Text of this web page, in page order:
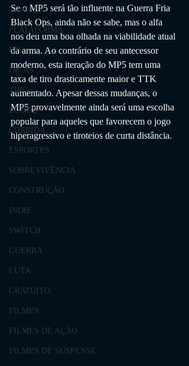
TRAILER
PLATAFORMA
FPS
DICAS
TIRO
LGBTQ+
CORRIDA
ESPORTES
SOBREVIVÊNCIA
CONSTRUÇÃO
INDIE
SWITCH
GUERRA
LUTA
GRATUITO
FILMES
FILMES DE AÇÃO
FILMES DE SUSPENSE
Se o MP5 será tão influente na Guerra Fria
Black Ops, ainda não se sabe, mas o alfa
nos deu uma boa olhada na viabilidade atual
da arma. Ao contrário de seu antecessor
moderno, esta iteração do MP5 tem uma
taxa de tiro drasticamente maior e TTK
aumentado. Apesar dessas mudanças, o
MP5 provavelmente ainda será uma escolha
popular para aqueles que favorecem o jogo
hiperagressivo e tiroteios de curta distância.